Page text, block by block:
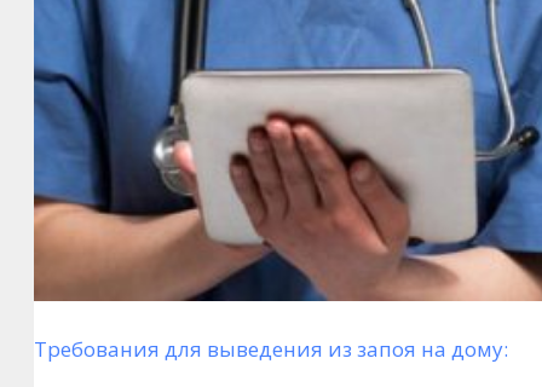
Требования для выведения из запоя на дому: